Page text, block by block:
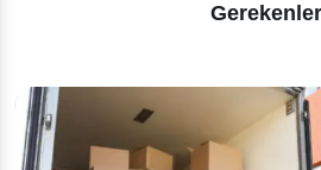
Gerekenler